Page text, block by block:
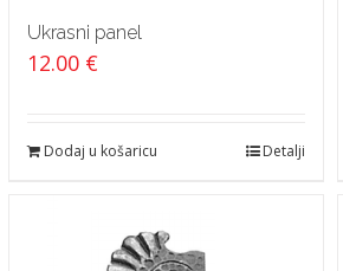
Ukrasni panel
12.00 €
Dodaj u košaricu Detalji